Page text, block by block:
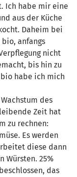
Ich habe mir eine
aus der Küche
Daheim bei
anfangs
nicht
bis hin zu
habe ich mich
des
Zeit hat
zu rechnen:
Es werden
diese dann
Würsten. 25%
das